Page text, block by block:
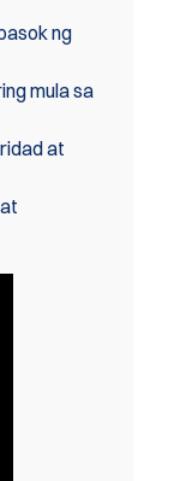
ng
mula sa
at
Pouch